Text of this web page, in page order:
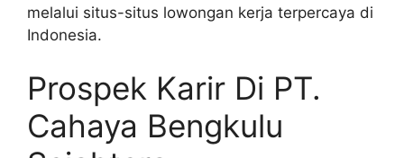
melalui situs-situs lowongan kerja terpercaya di
Indonesia.
Prospek Karir Di PT.
Cahaya Bengkulu